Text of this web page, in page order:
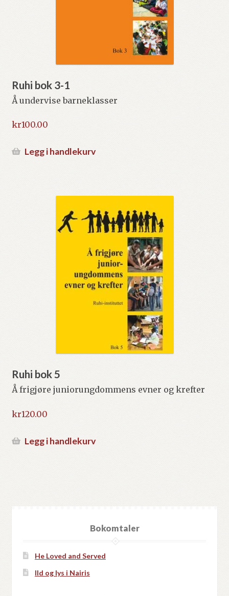
Ruhi bok 3-1
Å undervise barneklasser
kr100.00
Legg i handlekurv
Ruhi bok 5
Å frigjøre juniorungdommens evner og krefter
kr120.00
Legg i handlekurv
Bokomtaler
He Loved and Served
Ild og lys i Nairis